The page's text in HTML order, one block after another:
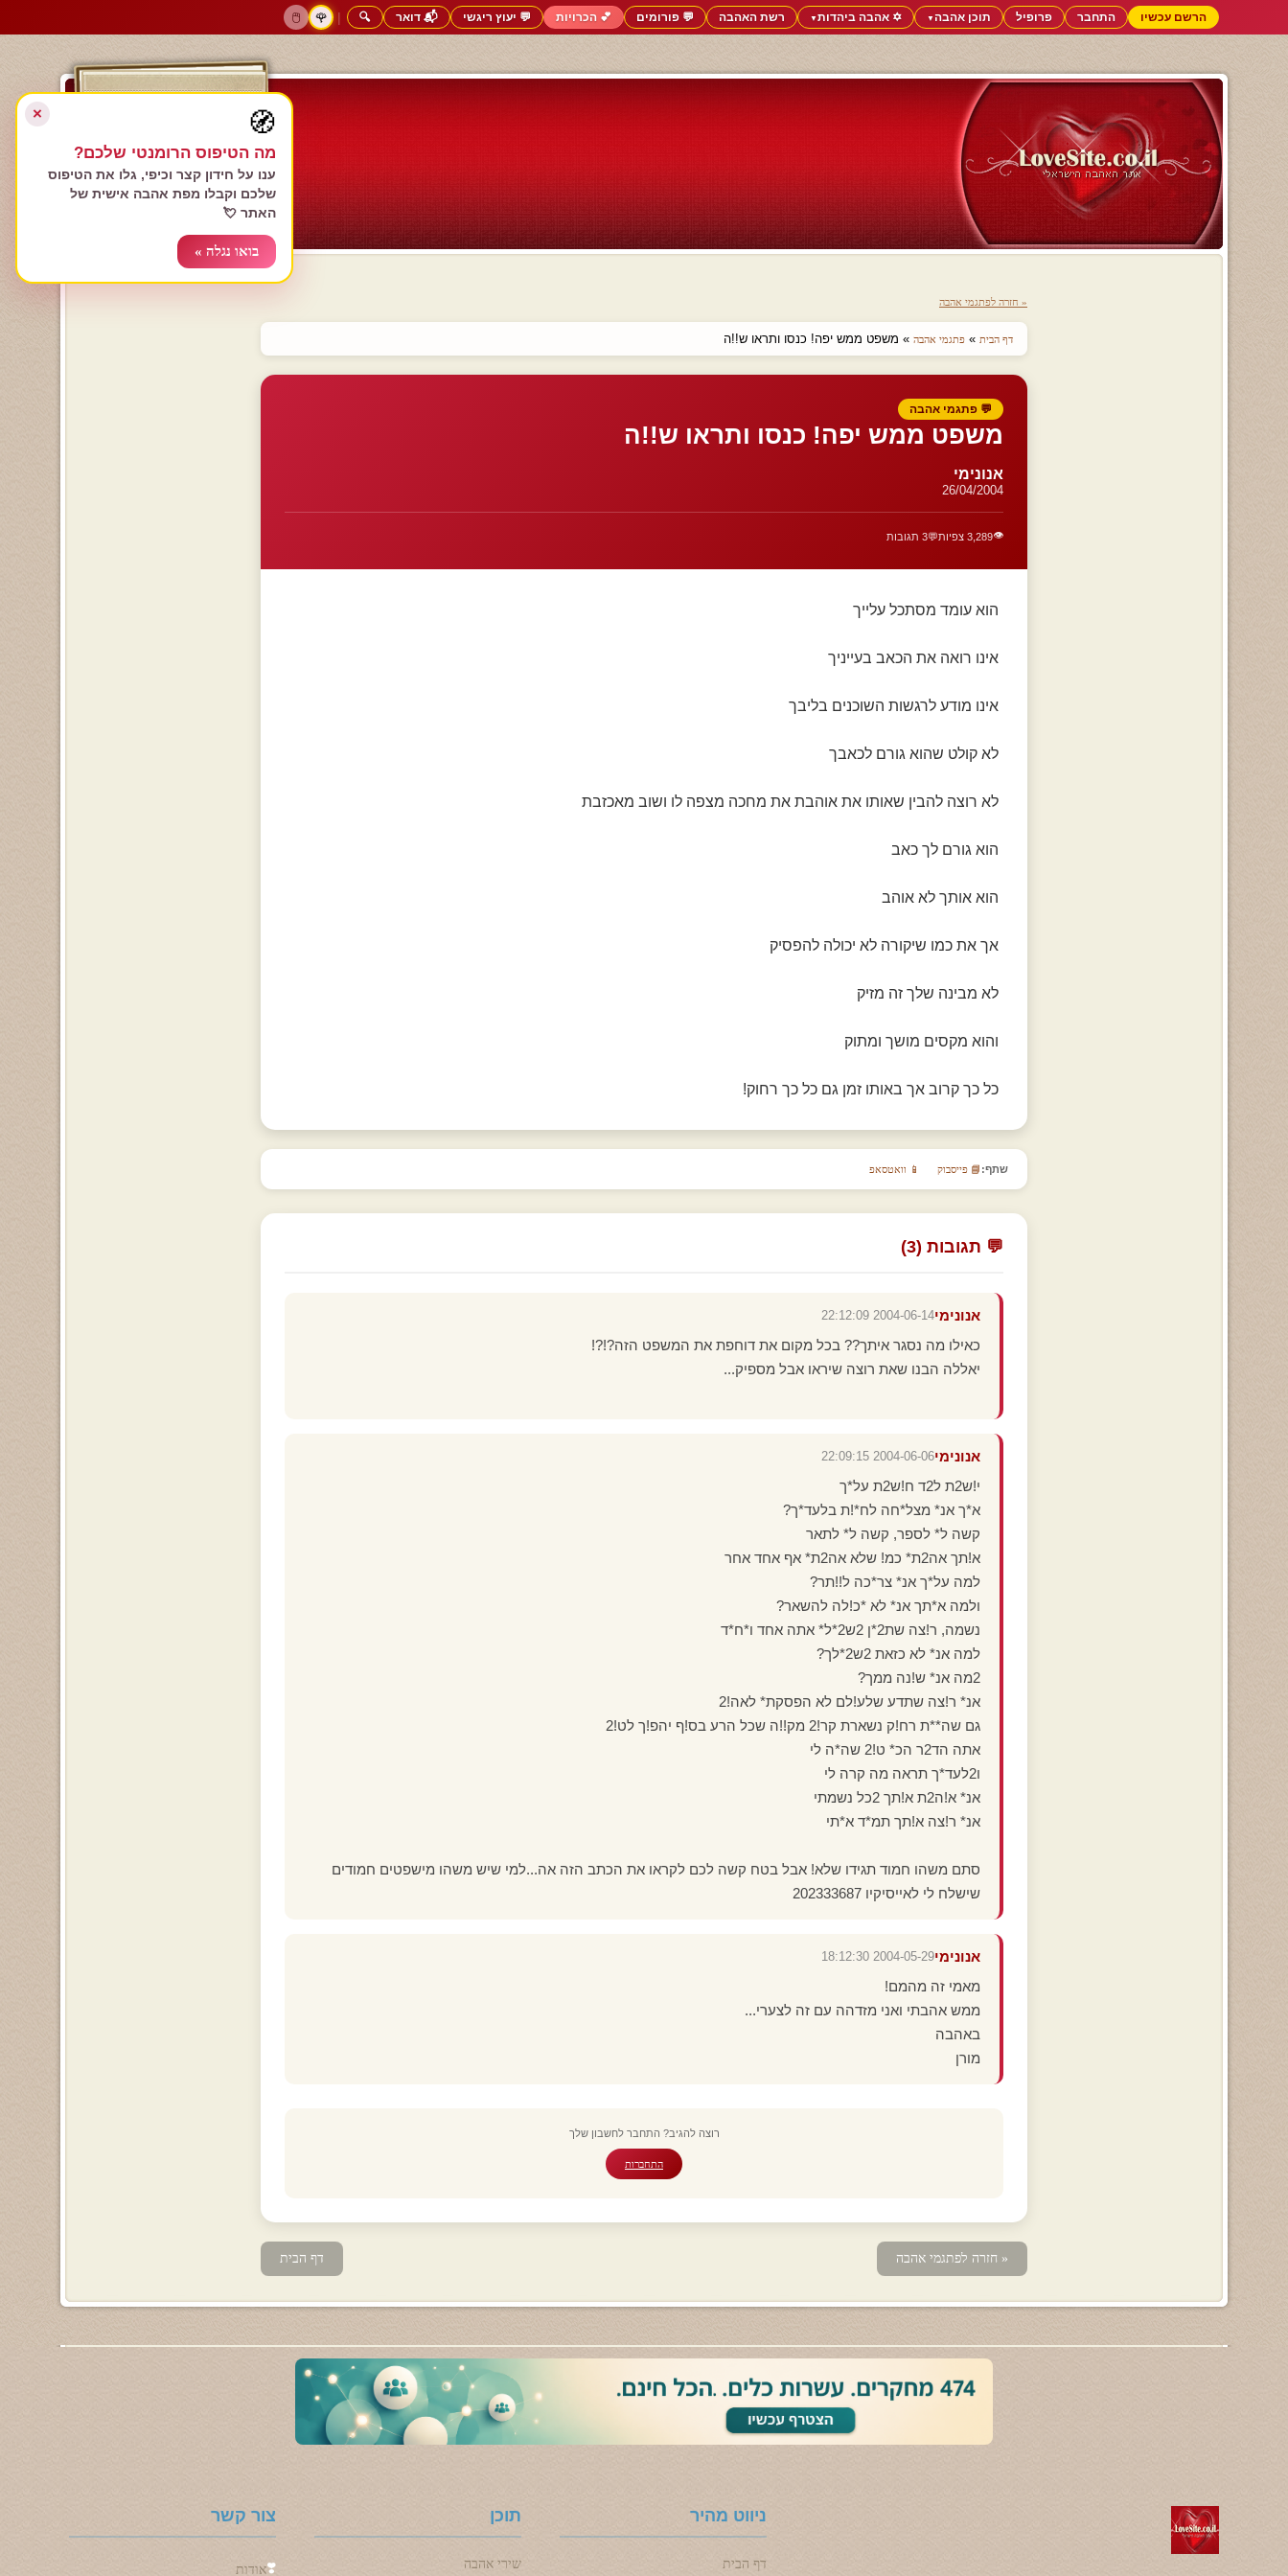
הרשם עכשיו התחבר פרופיל תוכן אהבה▼ ✡️ אהבה ביהדות▼ רשת האהבה 💬 פורומים 💕 הכרויות 💬 יעוץ ריגשי 📬 דואר 🔍
|
🌹
🖱️
הרשם עכשיו
התחבר
« חזרה לפתגמי אהבה
דף הבית » פתגמי אהבה » משפט ממש יפה! כנסו ותראו ש!!ה
💬 פתגמי אהבה
משפט ממש יפה! כנסו ותראו ש!!ה
אנונימי
26/04/2004
👁️3,289 צפיות 💬3 תגובות
הוא עומד מסתכל עלייך
אינו רואה את הכאב בעייניך
אינו מודע לרגשות השוכנים בליבך
לא קולט שהוא גורם לכאבך
לא רוצה להבין שאותו את אוהבת את מחכה מצפה לו ושוב מאכזבת
הוא גורם לך כאב
הוא אותך לא אוהב
אך את כמו שיקורה לא יכולה להפסיק
לא מבינה שלך זה מזיק
והוא מקסים מושך ומתוק
כל כך קרוב אך באותו זמן גם כל כך רחוק!
שתף: 📘 פייסבוק 📱 וואטסאפ
💬 תגובות (3)
אנונימי2004-06-14 22:12:09
כאילו מה נסגר איתך?? בכל מקום את דוחפת את המשפט הזה?!?!
יאללה הבנו שאת רוצה שיראו אבל מספיק...
אנונימי2004-06-06 22:09:15
י!ש2ת ל2ד ח!ש2ת על*ך
א*ך אנ* מצל*חה לח*!ת בלעד*ך?
קשה ל* לספר, קשה ל* לתאר
א!תך אה2ת* כמ! שלא אה2ת* אף אחד אחר
למה על*ך אנ* צר*כה ל!!תר?
ולמה א*תך אנ* לא *כ!לה להשאר?
נשמה, ר!צה שת2*ן 2ש2*ל* אתה אחד ו*ח*ד
למה אנ* לא כזאת 2ש2*לך?
2מה אנ* ש!נה ממך?
אנ* ר!צה שתדע שלע!לם לא הפסקת* לאה!2
גם שה**ת רח!ק נשארת קר!2 מק!!ה שכל הרע בס!ף יהפ!ך לט!2
אתה הד2ר הכ* ט!2 שה*ה לי
ו2לעד*ך תראה מה קרה לי
אנ* א!ה2ת א!תך 2כל נשמתי
אנ* ר!צה א!תך תמ*ד א*תי
סתם משהו חמוד תגידו שלא! אבל בטח קשה לכם לקראו את הכתב הזה אה...למי שיש משהו מישפטים חמודים
שישלח לי לאייסיקיו 202333687
אנונימי2004-05-29 18:12:30
מאמי זה מהמם!
ממש אהבתי ואני מזדהה עם זה לצערי...
באהבה
מורן
רוצה להגיב? התחבר לחשבון שלך
התחברות
« חזרה לפתגמי אהבה דף הבית
ניווט מהיר
דף הבית
תוכן
שירי אהבה
צור קשר
❣️אודות